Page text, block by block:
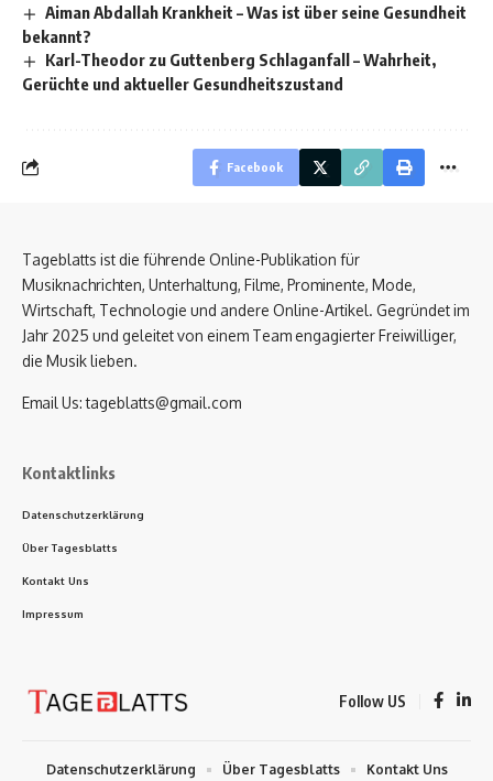
Aiman Abdallah Krankheit – Was ist über seine Gesundheit
bekannt?
Karl-Theodor zu Guttenberg Schlaganfall – Wahrheit,
Gerüchte und aktueller Gesundheitszustand
Facebook
Tageblatts ist die führende Online-Publikation für
Musiknachrichten, Unterhaltung, Filme, Prominente, Mode,
Wirtschaft, Technologie und andere Online-Artikel. Gegründet im
Jahr 2025 und geleitet von einem Team engagierter Freiwilliger,
die Musik lieben.
Email Us:tageblatts@gmail.com
Kontaktlinks
Datenschutzerklärung
Über Tagesblatts
Kontakt Uns
Impressum
Follow US
Datenschutzerklärung Über Tagesblatts Kontakt Uns